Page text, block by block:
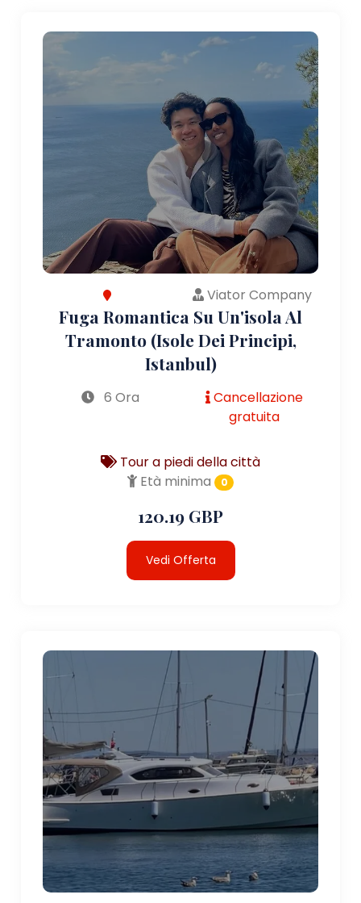
Viator Company
Fuga Romantica Su Un'isola Al
Tramonto (Isole Dei Principi,
Istanbul)
6 Ora
Cancellazione
gratuita
Tour a piedi della città
Età minima
0
120.19 GBP
Vedi Offerta